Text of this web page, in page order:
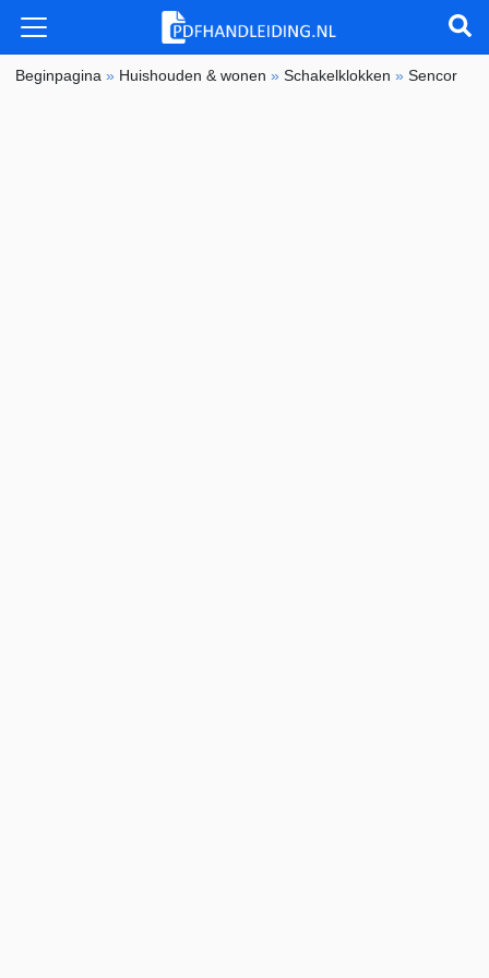
Beginpagina » Huishouden & wonen »Schakelklokken »Sencor